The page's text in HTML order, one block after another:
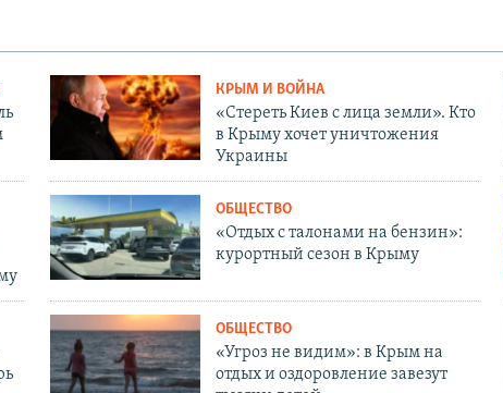
КРЫМ И ВОЙНА
«Стереть Киев с лица земли». Кто
в Крыму хочет уничтожения
Украины
ОБЩЕСТВО
«Отдых с талонами на бензин»:
курортный сезон в Крыму
ОБЩЕСТВО
«Угроз не видим»: в Крым на
отдых и оздоровление завезут